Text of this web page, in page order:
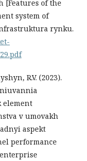
[Features of the
system of
rynku.
R.V. (2023).
element
v umovakh
aspekt
performance